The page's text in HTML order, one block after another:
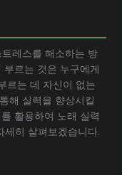
레스를 해소하는 방
르는 것은 누구에게
르는 데 자신이 없는
해 실력을 향상시킬
활용하여 노래 실력
히 살펴보겠습니다.